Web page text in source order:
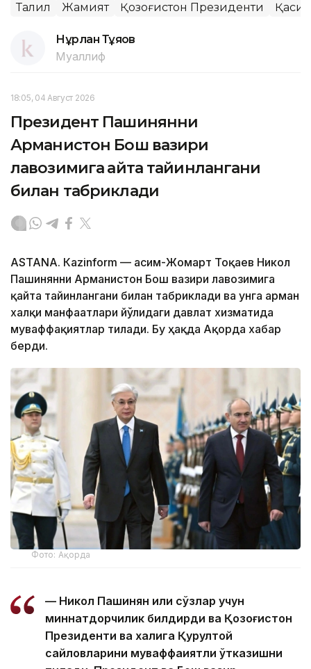
Таҳлил Жамият Қозоғистон Президенти
Нұрлан Тұяқов
Муаллиф
18:05, 04 Август 2026
Президент Пашинянни
Арманистон Бош вазири
лавозимига қайта тайинлангани
билан табриклади
ASTANА. Кazinform — Қасим-Жомарт Тоқаев Никол
Пашинянни Арманистон Бош вазири лавозимига
қайта тайинлангани билан табриклади ва унга арман
халқи манфаатлари йўлидаги давлат хизматида
муваффақиятлар тилади. Бу ҳақда Ақорда хабар
берди.
Фото: Ақорда
— Никол Пашинян илиқ сўзлар учун
миннатдорчилик билдирди ва Қозоғистон
Президенти ва халқига Қурултой
сайловларини муваффақиятли ўтказишни